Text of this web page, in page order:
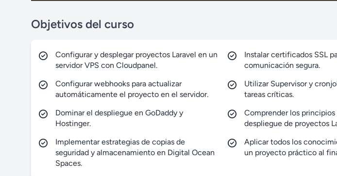
a
Objetivos del curso
Configurar y desplegar proyectos Laravel en un
servidor VPS con Cloudpanel.
Instalar certificados SSL
comunicación segura.
Configurar webhooks para actualizar
automáticamente el proyecto en el servidor.
Utilizar Supervisor y
tareas críticas.
Dominar el despliegue en GoDaddy y
Hostinger.
Comprender los principios
despliegue de proyectos
Implementar estrategias de copias de
seguridad y almacenamiento en Digital Ocean
Spaces.
Aplicar todos los
un proyecto práctico al